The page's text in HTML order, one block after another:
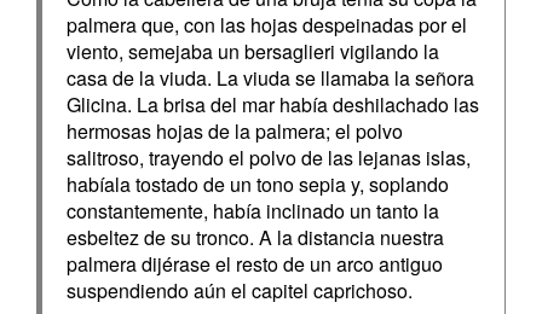
palmera que, con las hojas despeinadas por el
viento, semejaba un bersaglieri vigilando la
casa de la viuda. La viuda se llamaba la señora
Glicina. La brisa del mar había deshilachado las
hermosas hojas de la palmera; el polvo
salitroso, trayendo el polvo de las lejanas islas,
habíala tostado de un tono sepia y, soplando
constantemente, había inclinado un tanto la
esbeltez de su tronco. A la distancia nuestra
palmera dijérase el resto de un arco antiguo
suspendiendo aún el capitel caprichoso.